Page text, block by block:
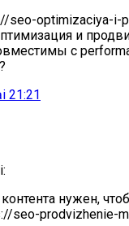
seo-optimizaciya-i-
и
с
21:21
нужен,
seo-prodvizhenie-